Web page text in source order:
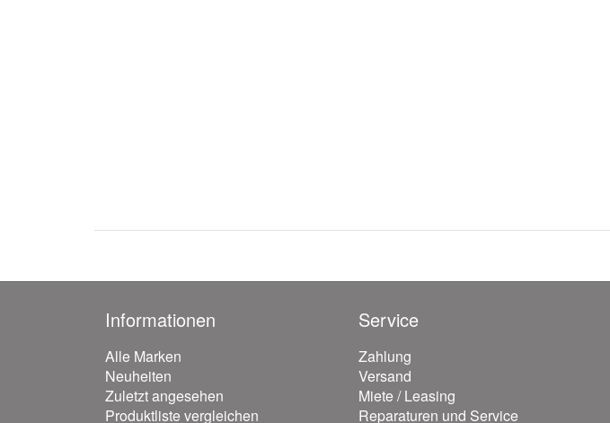
Informationen
Alle Marken
Neuheiten
Zuletzt angesehen
Produktliste vergleichen
Service
Zahlung
Versand
Miete / Leasing
Reparaturen und Service